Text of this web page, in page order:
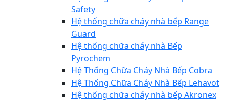
Safety
Hệ thống chữa cháy nhà bếp Range
Guard
Hệ thống chữa cháy nhà Bếp
Pyrochem
Hệ Thống Chữa Cháy Nhà Bếp Cobra
Hệ Thống Chữa Cháy Nhà Bếp Lehavot
Hệ thống chữa cháy nhà bếp Akronex